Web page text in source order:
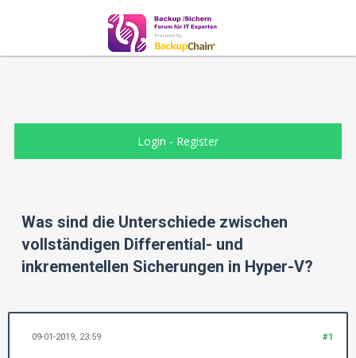
Login - Register
Was sind die Unterschiede zwischen
vollständigen Differential- und
inkrementellen Sicherungen in Hyper-V?
#1
09-01-2019, 23:59